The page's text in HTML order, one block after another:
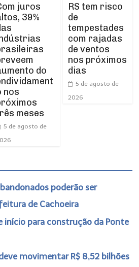
juros
39%
do
nos
meses
5 de agosto de
RS tem risco
de
tempestades
com rajadas
de ventos
nos próximos
dias
5 de agosto de
2026
poderão ser
de Cachoeira
início para construção da Ponte
movimentar R$ 8,52 bilhões